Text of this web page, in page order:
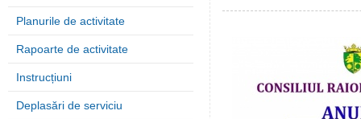
Planurile de activitate
Rapoarte de activitate
Instrucțiuni
Deplasări de serviciu